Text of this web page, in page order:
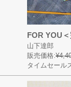
FOR YOU
山下達郎
販売価格:
タイムセール